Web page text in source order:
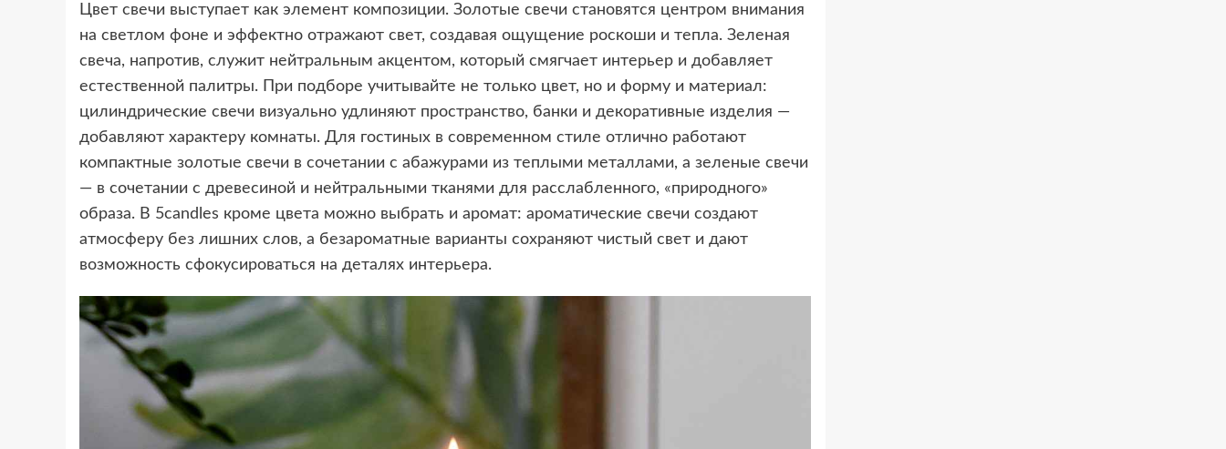
Цвет свечи выступает как элемент композиции. Золотые свечи становятся центром внимания
на светлом фоне и эффектно отражают свет, создавая ощущение роскоши и тепла. Зеленая
свеча, напротив, служит нейтральным акцентом, который смягчает интерьер и добавляет
естественной палитры. При подборе учитывайте не только цвет, но и форму и материал:
цилиндрические свечи визуально удлиняют пространство, банки и декоративные изделия —
добавляют характеру комнаты. Для гостиных в современном стиле отлично работают
компактные золотые свечи в сочетании с абажурами из теплыми металлами, а зеленые свечи
— в сочетании с древесиной и нейтральными тканями для расслабленного, «природного»
образа. В 5candles кроме цвета можно выбрать и аромат: ароматические свечи создают
атмосферу без лишних слов, а безароматные варианты сохраняют чистый свет и дают
возможность сфокусироваться на деталях интерьера.